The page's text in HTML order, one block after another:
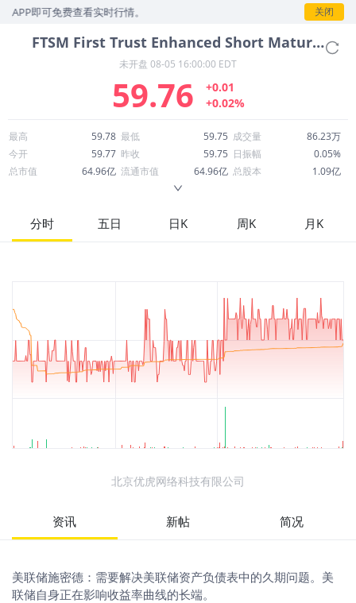
即可免费查看实时行情。 关闭
FTSM First Trust Enhanced Short Maturity ETF
未开盘 08-05 16:00:00 EDT
59.76
+0.01
+0.02%
最高 59.78 最低 59.75 成交量
86.23万
今开
59.77 昨收 59.75 日振幅
0.05%
总市值
64.96亿 流通市值 64.96亿 总股本
1.09亿
52周最高
60.14 市盈率
股息
分时 五日 日K 周K 月K
北京优虎网络科技有限公司
资讯 新帖 简况
美联储施密德：需要解决美联储资产负债表中的久期问题。美
联储自身正在影响收益率曲线的长端。